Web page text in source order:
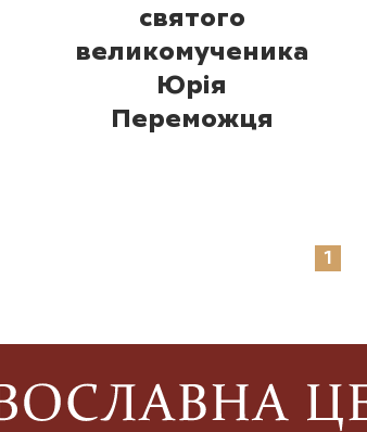
святого
великомученика
Юрія
Переможця
1